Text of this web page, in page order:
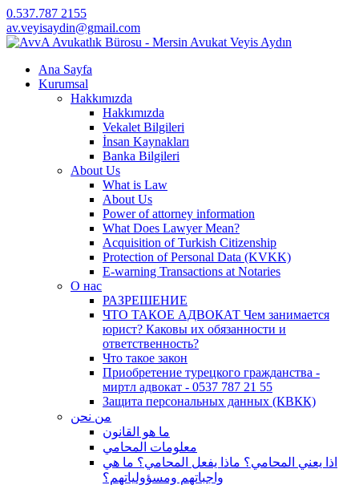
0.537.787 2155
av.veyisaydin@gmail.com
Ana Sayfa
Kurumsal
Hakkımızda
Hakkımızda
Vekalet Bilgileri
İnsan Kaynakları
Banka Bilgileri
About Us
What is Law
About Us
Power of attorney information
What Does Lawyer Mean?
Acquisition of Turkish Citizenship
Protection of Personal Data (KVKK)
E-warning Transactions at Notaries
О нас
РАЗРЕШЕНИЕ
ЧТО ТАКОЕ АДВОКАТ Чем занимается
юрист? Каковы их обязанности и
ответственность?
Что такое закон
Приобретение турецкого гражданства -
миртл адвокат - 0537 787 21 55
Защита персональных данных (КВКК)
من نحن
ما هو القانون
معلومات المحامي
اذا يعني المحامي؟ ماذا يفعل المحامي؟ ما هي
واجباتهم ومسؤولياتهم؟